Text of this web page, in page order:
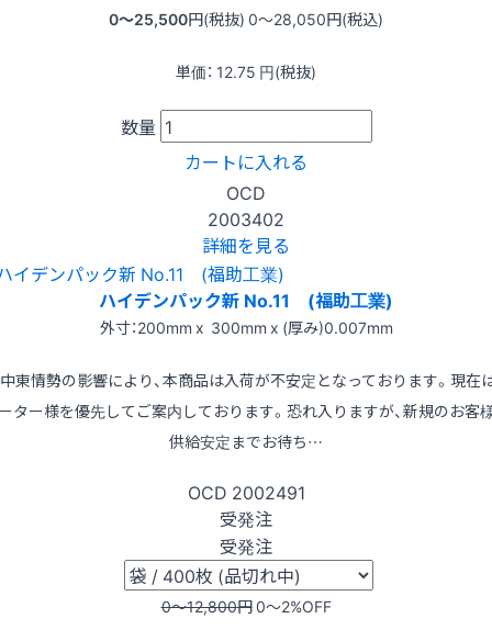
0〜25,500円(税抜) 0〜28,050円(税込)
単価： 12.75 円(税抜)
数量
カートに入れる
OCD
2003402
詳細を見る
ハイデンパック新 No.11 (福助工業)
外寸：200mm x 300mm x (厚み)0.007mm
東情勢の影響により、本商品は入荷が不安定となっております。現在
ター様を優先してご案内しております。恐れ入りますが、新規のお客
供給安定までお待ち…
OCD 2002491
受発注
受発注
0〜12,800円0〜2%OFF